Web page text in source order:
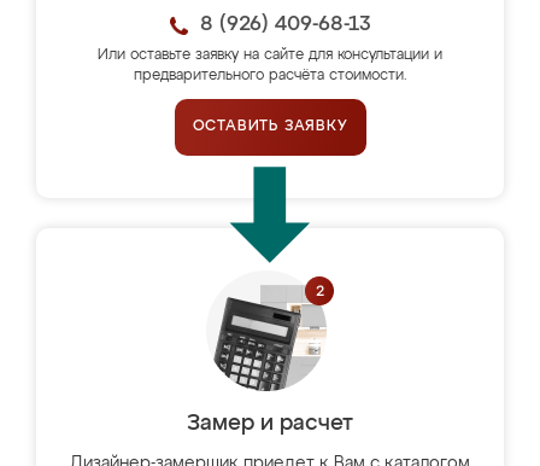
8 (926) 409-68-13
Или оставьте заявку на сайте для консультации и
предварительного расчёта стоимости.
ОСТАВИТЬ ЗАЯВКУ
Замер и расчет